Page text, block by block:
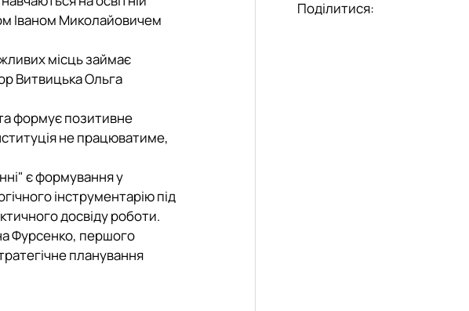
Іваном Миколайовичем
місць займає
Витвицька Ольга
формує позитивне
не працюватиме,
є формування у
інструментарію під
досвіду роботи.
Фурсенко, першого
планування
Поділитися: